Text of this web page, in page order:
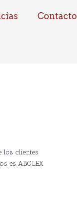
Contacto
los clientes
es ABOLEX